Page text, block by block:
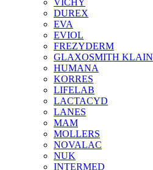
DUREX
EVA
EVIOL
FREZYDERM
GLAXOSMITH KLAIN
HUMANA
KORRES
LIFELAB
LACTACYD
LANES
MAM
MOLLERS
NOVALAC
NUK
INTERMED